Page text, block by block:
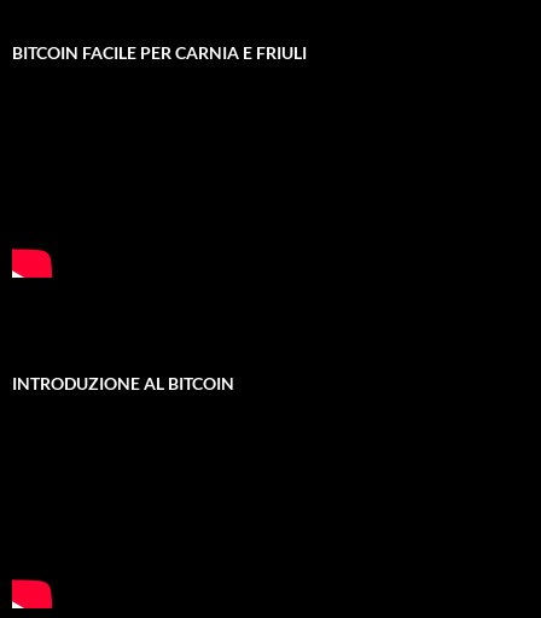
BITCOIN FACILE PER CARNIA E FRIULI
INTRODUZIONE AL BITCOIN